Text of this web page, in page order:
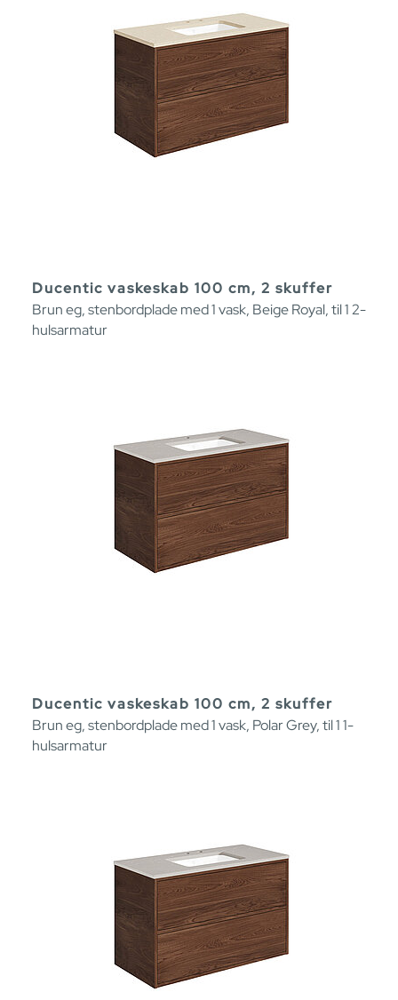
Ducentic vaskeskab 100 cm, 2 skuffer
Brun eg, stenbordplade med 1 vask, Beige Royal, til 1 2-
hulsarmatur
Ducentic vaskeskab 100 cm, 2 skuffer
Brun eg, stenbordplade med 1 vask, Polar Grey, til 1 1-
hulsarmatur